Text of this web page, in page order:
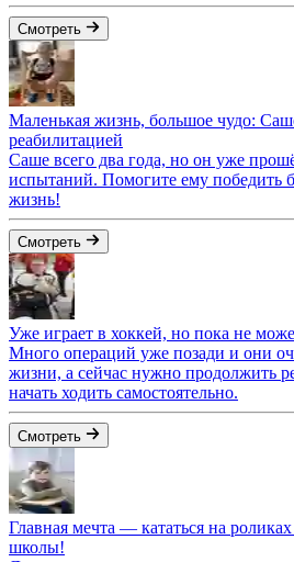
Смотреть
Маленькая жизнь, большое чудо:
реабилитацией
Саше всего два года, но он уже
испытаний. Помогите ему победить
жизнь!
Смотреть
Уже играет в хоккей, но пока не
Много операций уже позади и они
жизни, а сейчас нужно продолжить
начать ходить самостоятельно.
Смотреть
Главная мечта — кататься на
школы!